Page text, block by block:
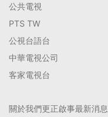
公共電視
PTS TW
公視台語台
中華電視公司
客家電視台
關於我們更正啟事最新消息